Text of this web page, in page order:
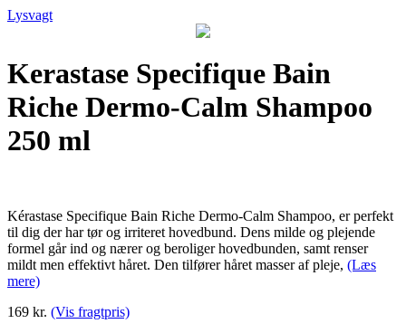
Lysvagt
Kerastase Specifique Bain
Riche Dermo-Calm Shampoo
250 ml
Kérastase Specifique Bain Riche Dermo-Calm Shampoo, er perfekt
til dig der har tør og irriteret hovedbund. Dens milde og plejende
formel går ind og nærer og beroliger hovedbunden, samt renser
mildt men effektivt håret. Den tilfører håret masser af pleje, (Læs
mere)
169 kr. (Vis fragtpris)